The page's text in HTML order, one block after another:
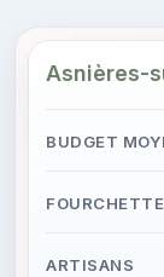
Asnières-